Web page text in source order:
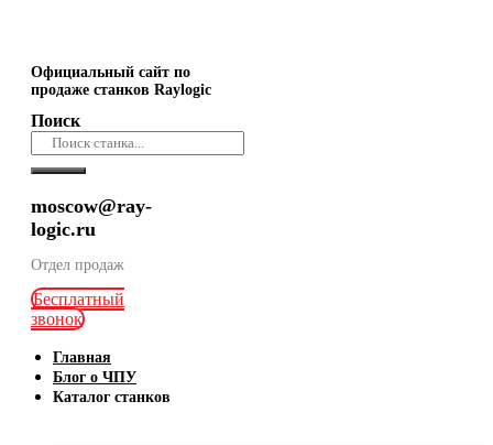
Официальный сайт по
продаже станков Raylogic
Поиск
moscow@ray-
logic.ru
Отдел продаж
Бесплатный
звонок
Главная
Блог о ЧПУ
Каталог станков